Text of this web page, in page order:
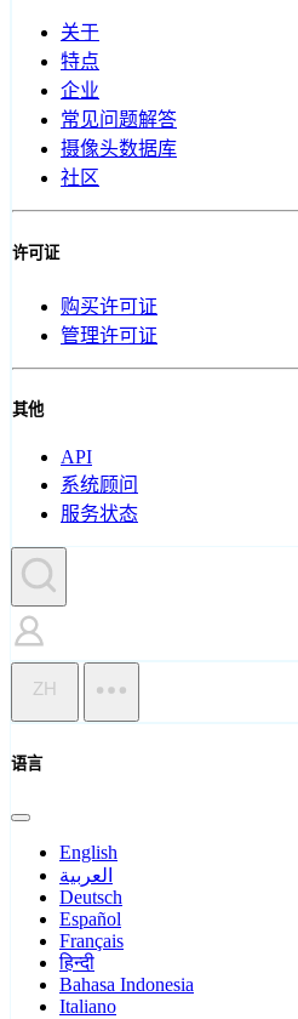
关于
特点
企业
常见问题解答
摄像头数据库
社区
许可证
购买许可证
管理许可证
其他
API
系统顾问
服务状态
ZH
语言
English
العربية
Deutsch
Español
Français
हिन्दी
Bahasa Indonesia
Italiano